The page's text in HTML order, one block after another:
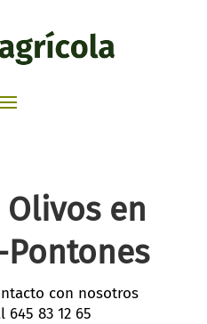
en
con nosotros
645 83 12 65